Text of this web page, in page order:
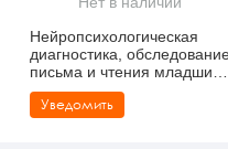
Сказкотерапия
Другие направления
Психофизиология
Социальная психология
Учебная литература
Классический и
Нейропсихологическая
диагностика,
письма и чтения младших
школьников
Уведомить